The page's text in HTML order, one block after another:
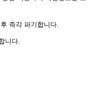
즉각 파기합니다.
니다.